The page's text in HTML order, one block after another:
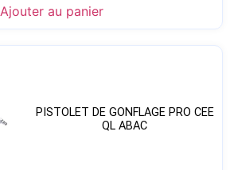
Ajouter au panier
PISTOLET DE GONFLAGE PRO CEE
QL ABAC